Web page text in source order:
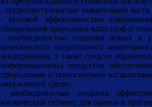
- труднодоступностью значительной
- высокой эффективностью
обнаружения природных катастроф и
- необходимостью создания новых и
комплексного оперативного
зондирования, а также средств
информационных продуктов,
природными и техногенными
окружающей среды;
- необходимостью создания
космический сегмент, для оценки и